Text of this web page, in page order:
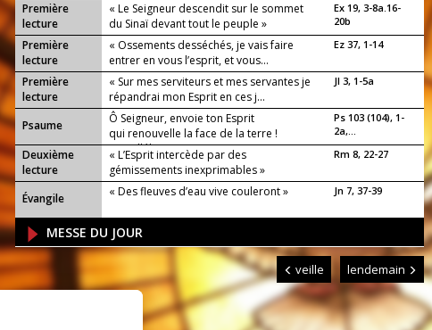
Première
lecture
« Le Seigneur descendit sur le sommet
du Sinaï devant tout le peuple »
Ex 19, 3-8a.16-
20b
Première
lecture
« Ossements desséchés, je vais faire
entrer en vous l’esprit, et vous...
Ez 37, 1-14
Première
lecture
« Sur mes serviteurs et mes servantes je
répandrai mon Esprit en ces j...
Jl 3, 1-5a
Psaume
Ô Seigneur, envoie ton Esprit
qui renouvelle la face de la terre !
ou : Alléluia !
Ps 103 (104), 1-
2a,...
Deuxième
lecture
« L’Esprit intercède par des
gémissements inexprimables »
Rm 8, 22-27
Évangile « Des fleuves d’eau vive couleront » Jn 7, 37-39
MESSE DU JOUR
veille lendemain